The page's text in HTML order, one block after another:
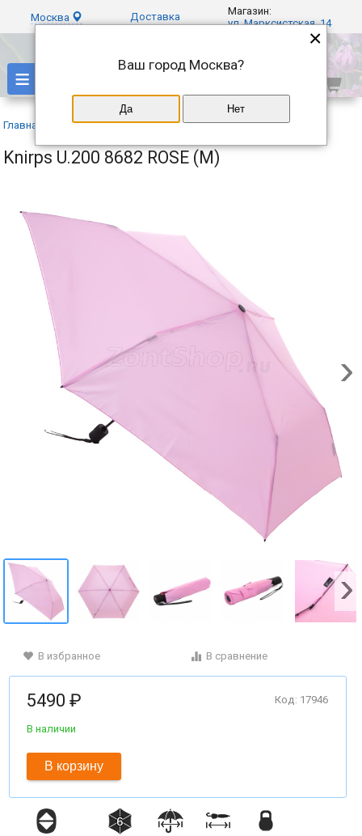
Москва Доставка
Магазин:
ул. Марксистская, 14
≡
Главная Каталог» Knirps»
Knirps U.200 8682 ROSE (M)
В избранное В сравнение
Код: 17946
5490 ₽
В наличии
В корзину
×
Ваш город Москва?
Да Нет